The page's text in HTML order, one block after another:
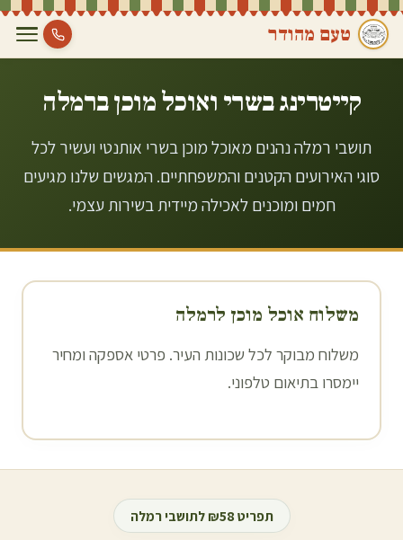
טעם מהודר
קייטרינג בשרי ואוכל מוכן ברמלה
תושבי רמלה נהנים מאוכל מוכן בשרי אותנטי ועשיר לכל
סוגי האירועים הקטנים והמשפחתיים. המגשים שלנו מגיעים
חמים ומוכנים לאכילה מיידית בשירות עצמי.
משלוח אוכל מוכן לרמלה
משלוח מבוקר לכל שכונות העיר. פרטי אספקה ומחיר
יימסרו בתיאום טלפוני.
תפריט ₪58 לתושבי רמלה